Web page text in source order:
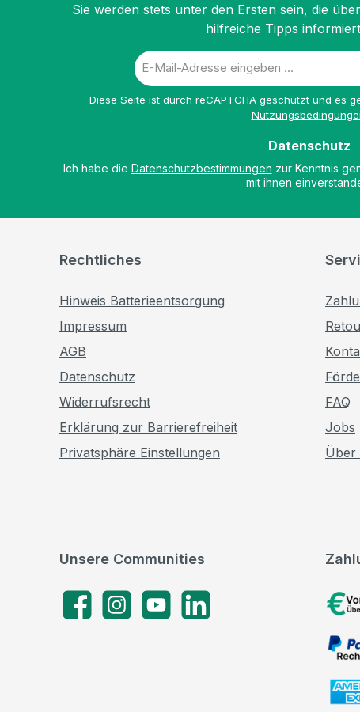
Sie werden stets unter den Ersten sein, die
hilfreiche Tipps
E-
Mail-
Diese Seite ist durch reCAPTCHA geschützt und es
Datenschutz
Ich habe die Datenschutzbestimmungen zur Kenntnis
mit ihnen
Rechtliches
Hinweis Batterieentsorgung
Impressum
AGB
Datenschutz
Widerrufsrecht
Erklärung zur Barrierefreiheit
Privatsphäre Einstellungen
FAQ
Jobs
Über
Unsere Communities
FacebookInstagramYouTubeLinkedIn